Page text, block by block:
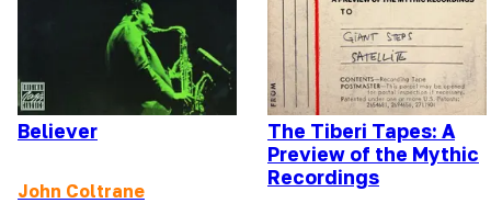
Believer
John Coltrane
The Tiberi Tapes: A
Preview of the Mythic
Recordings